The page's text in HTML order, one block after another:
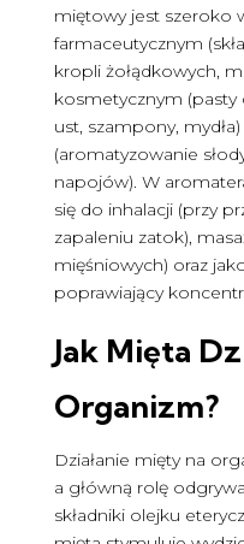
miętowy jest szeroko
farmaceutycznym
kropli żołądkowych,
kosmetycznym (pasty
ust, szampony,
(aromatyzowanie
napojów). W
się do inhalacji (przy
zapaleniu zatok),
mięśniowych) oraz
poprawiający
Jak Mięta
Organizm?
Działanie mięty na
a główną rolę
składniki olejku